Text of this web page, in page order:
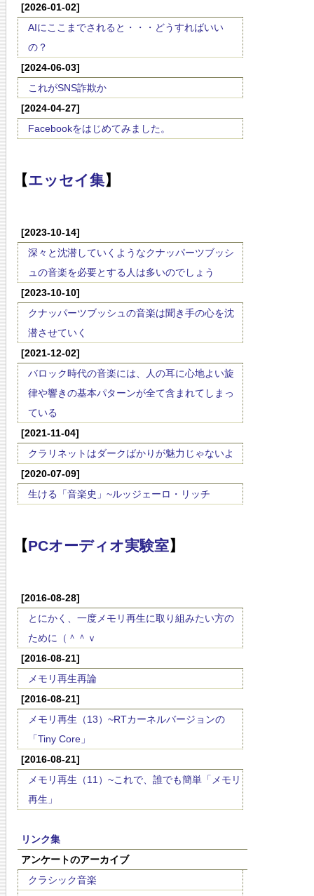
[2026-01-02]
AIにここまでされると・・・どうすればいい
の？
[2024-06-03]
これがSNS詐欺か
[2024-04-27]
Facebookをはじめてみました。
【エッセイ集】
[2023-10-14]
深々と沈潜していくようなクナッパーツブッシ
ュの音楽を必要とする人は多いのでしょう
[2023-10-10]
クナッパーツブッシュの音楽は聞き手の心を沈
潜させていく
[2021-12-02]
バロック時代の音楽には、人の耳に心地よい旋
律や響きの基本パターンが全て含まれてしまっ
ている
[2021-11-04]
クラリネットはダークばかりが魅力じゃないよ
[2020-07-09]
生ける「音楽史」~ルッジェーロ・リッチ
【PCオーディオ実験室】
[2016-08-28]
とにかく、一度メモリ再生に取り組みたい方の
ために（＾＾ｖ
[2016-08-21]
メモリ再生再論
[2016-08-21]
メモリ再生（13）~RTカーネルバージョンの
「Tiny Core」
[2016-08-21]
メモリ再生（11）~これで、誰でも簡単「メモリ
再生」
リンク集
アンケートのアーカイブ
クラシック音楽